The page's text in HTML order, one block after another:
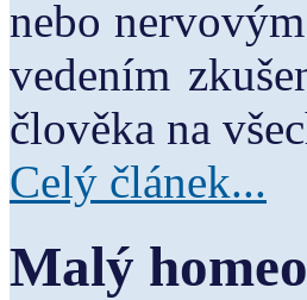
nebo
vedením
člověka na
Celý článek...
Malý